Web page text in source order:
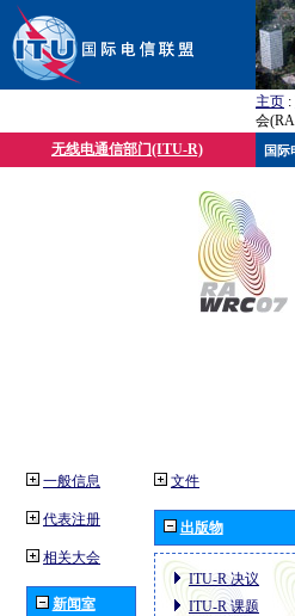
主页 :
会
无线电通信部门(ITU-R)
一般信息
代表注册
相关大会
新闻室
文件
出版物
ITU-R 决议
ITU-R 课题
国际